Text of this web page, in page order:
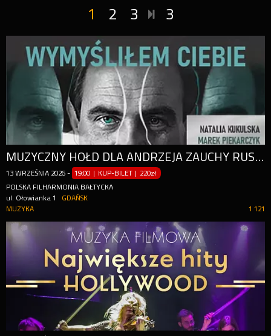
1 2 3 3
MUZYCZNY HOŁD DLA ANDRZEJA ZAUCHY RUSZA W POLSKĘ!
13 WRZEŚNIA 2026 - 19:00 | KUP-BILET | 220zł
POLSKA FILHARMONIA BAŁTYCKA
ul. Ołowianka 1
GDAŃSK
1 121
MUZYKA